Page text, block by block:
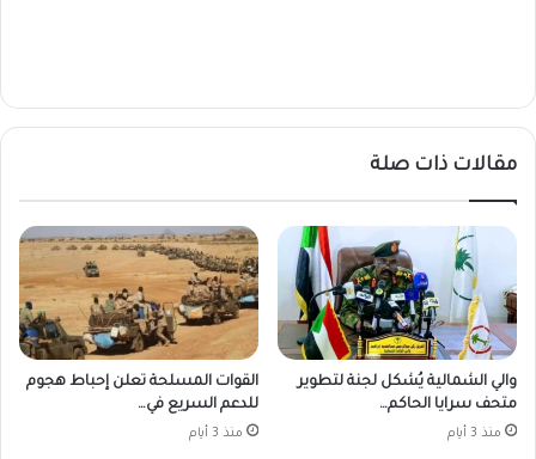
مقالات ذات صلة
والي الشمالية يُشكل لجنة لتطوير
متحف سرايا الحاكم…
منذ 3 أيام
القوات المسلحة تعلن إحباط هجوم
للدعم السريع في…
منذ 3 أيام